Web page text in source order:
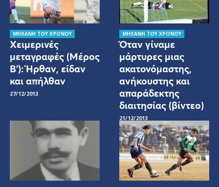
ΜΗΧΑΝΗ ΤΟΥ ΧΡΟΝΟΥ
Χειμερινές
μεταγραφές (Μέρος
Β’): Ήρθαν, είδαν
και απήλθαν
27/12/2013
ΜΗΧΑΝΗ ΤΟΥ ΧΡΟΝΟΥ
Όταν γίναμε
μάρτυρες μιας
ακατονόμαστης,
ανήκουστης και
απαράδεκτης
διαιτησίας (βίντεο)
21/12/2013